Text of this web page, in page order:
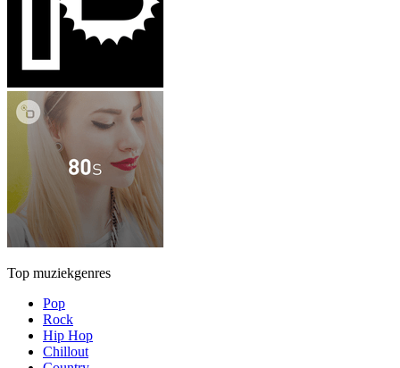
Top muziekgenres
Pop
Rock
Hip Hop
Chillout